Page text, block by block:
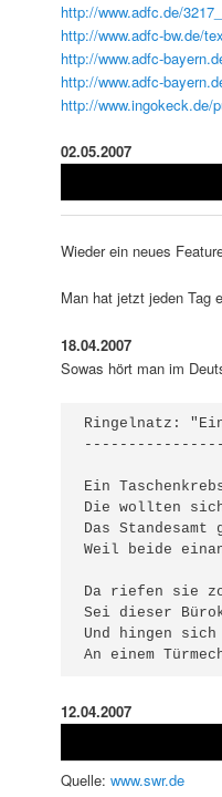
http://www.adfc.de/
http://www.adfc-bw.de/
http://www.adfc-
http://www.adfc-
http://www.ingokeck.de/
02.05.2007
Wieder ein neues
Man hat jetzt jeden Tag
18.04.2007
Sowas hört man im
Ringelnatz:
Ein
Die wollten
Das
Weil beide
Da riefen sie
Sei dieser
Und hingen sich
An einem
12.04.2007
Quelle:www.swr.de